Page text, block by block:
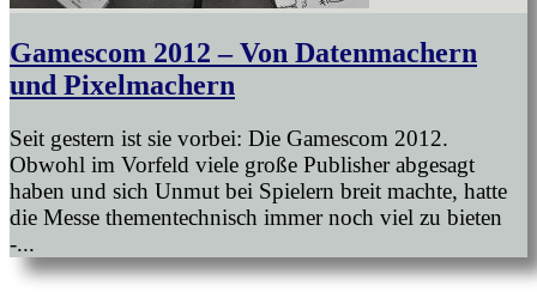
Gamescom 2012 – Von Datenmachern
und Pixelmachern
Seit gestern ist sie vorbei: Die Gamescom 2012.
Obwohl im Vorfeld viele große Publisher abgesagt
haben und sich Unmut bei Spielern breit machte, hatte
die Messe thementechnisch immer noch viel zu bieten
-...